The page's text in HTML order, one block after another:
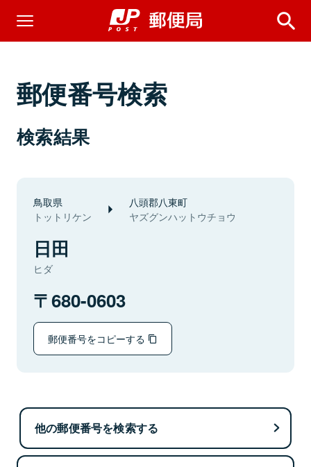
郵便番号検索
検索結果
鳥取県
トットリケン
八頭郡八東町
ヤズグンハットウチョウ
日田
ヒダ
680-0603
郵便番号をコピーする
他の郵便番号を検索する